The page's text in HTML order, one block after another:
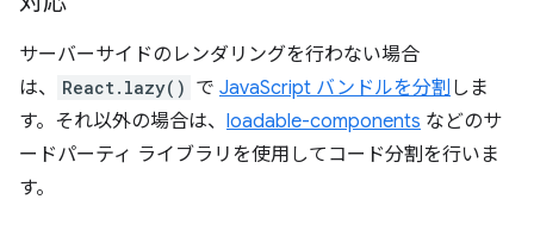
サーバーサイドのレンダリングを行わない場合
は、
React.lazy() で JavaScript バンドルを分割 しま
す。それ以外の場合は、 loadable-components などのサ
ードパーティ ライブラリを使用してコード分割を行いま
す。